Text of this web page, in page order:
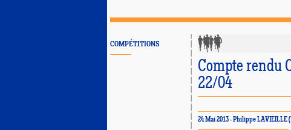
COMPÉTITIONS
Compte rendu
22/04
24 Mai 2013 - Philippe LAVIEILLE